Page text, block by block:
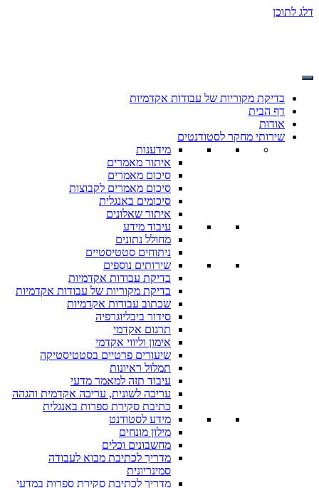
דלג לתוכן
בדיקת מקוריות של עבודות אקדמיות
דף הבית
אודות
שירותי מחקר לסטודנטים
מידענות
איתור מאמרים
סיכום מאמרים
סיכום מאמרים לקבוצות
סיכומים באנגלית
איתור שאלונים
עיבוד מידע
מחולל נתונים
ניתוחים סטטיסטיים
שירותים נוספים
בדיקת עבודות אקדמיות
בדיקת מקוריות של עבודות אקדמיות
שכתוב עבודות אקדמיות
סידור ביבליוגרפיה
תרגום אקדמי
אימון וליווי אקדמי
שיעורים פרטיים בסטטיסטיקה
תמלול ראיונות
עיבוד תזה למאמר מדעי
עריכה לשונית, עריכה אקדמית והגהה
כתיבת סקירת ספרות באנגלית
מידע לסטודנט
מילון מונחים
מחשבונים וכלים
מדריך לכתיבת מבוא לעבודה
סמינריונית
מדריך לכתיבת סקירת ספרות במדעי